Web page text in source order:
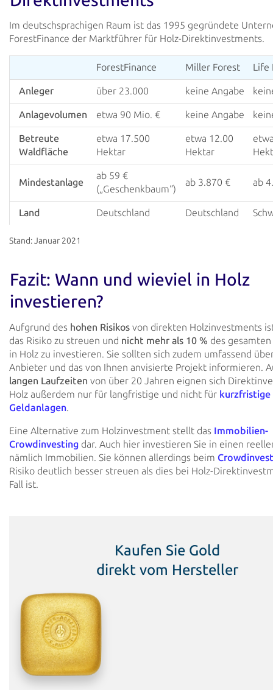
Im deutschsprachigen Raum ist das 1995 gegründete
ForestFinance der Marktführer für Holz-Direktinvestments.
ForestFinance Miller Forest Life
Anleger über 23.000 keine Angabe
Anlagevolumen etwa 90 Mio. € keine Angabe
Betreute
Waldfläche
etwa 17.500
Hektar
etwa 12.00
Hektar
Mindestanlage
ab 59 €
(„Geschenkbaum“)
ab 3.870 € ab
Land Deutschland Deutschland
Stand: Januar 2021
Fazit: Wann und wieviel in Holz
investieren?
Aufgrund des hohen Risikos von direkten Holzinvestments
das Risiko zu streuen und nicht mehr als 10 % des
in Holz zu investieren. Sie sollten sich zudem umfassend
Anbieter und das von Ihnen anvisierte Projekt informieren.
langen Laufzeiten von über 20 Jahren eignen sich
Holz außerdem nur für langfristige und nicht für kurzfristige
Geldanlagen.
Eine Alternative zum Holzinvestment stellt das Immobilien-
Crowdinvesting dar. Auch hier investieren Sie in einen
nämlich Immobilien. Sie können allerdings beim
Risiko deutlich besser streuen als dies bei Holz-
Fall ist.
Kaufen Sie Gold
direkt vom Hersteller